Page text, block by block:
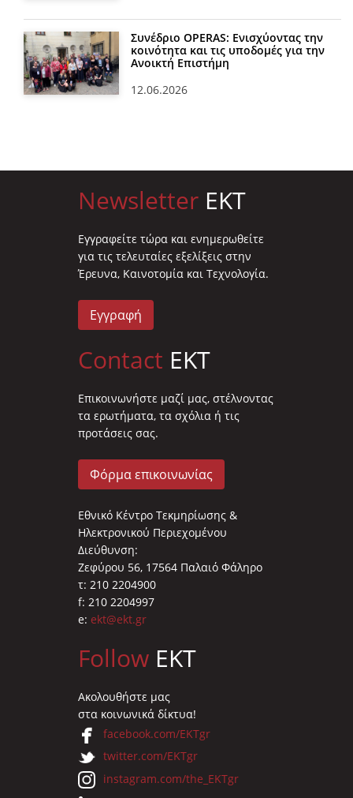
Συνέδριο OPERAS: Ενισχύοντας την
κοινότητα και τις υποδομές για την
Ανοικτή Επιστήμη
12.06.2026
Newsletter EKT
Eγγραφείτε τώρα και ενημερωθείτε
για τις τελευταίες εξελίξεις στην
Έρευνα, Καινοτομία και Τεχνολογία.
Εγγραφή
Contact EKT
Επικοινωνήστε μαζί μας, στέλνοντας
τα ερωτήματα, τα σχόλια ή τις
προτάσεις σας.
Φόρμα επικοινωνίας
Εθνικό Κέντρο Τεκμηρίωσης &
Ηλεκτρονικού Περιεχομένου
Διεύθυνση:
Ζεφύρου 56, 17564 Παλαιό Φάληρο
τ: 210 2204900
f: 210 2204997
e: ekt@ekt.gr
Follow EKT
Ακολουθήστε μας
στα κοινωνικά δίκτυα!
facebook.com/EKTgr
twitter.com/EKTgr
instagram.com/the_EKTgr